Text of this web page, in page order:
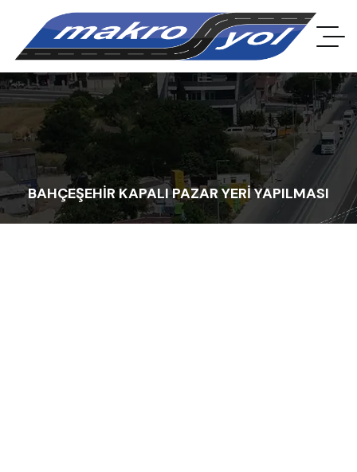
BAHÇEŞEHİR KAPALI PAZAR YERİ YAPILMASI